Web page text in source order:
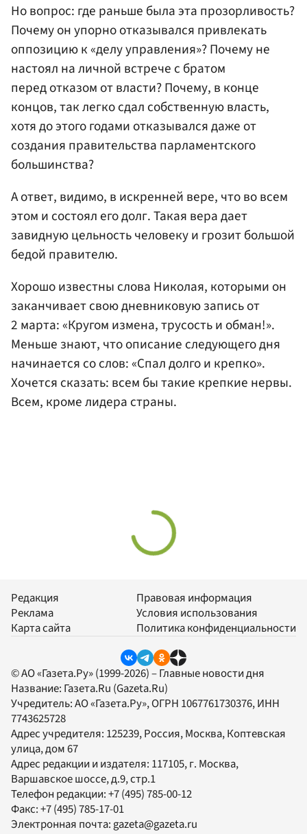
Но вопрос: где раньше была эта прозорливость?
Почему он упорно отказывался привлекать
оппозицию к «делу управления»? Почему не
настоял на личной встрече с братом
перед отказом от власти? Почему, в конце
концов, так легко сдал собственную власть,
хотя до этого годами отказывался даже от
создания правительства парламентского
большинства?
А ответ, видимо, в искренней вере, что во всем
этом и состоял его долг. Такая вера дает
завидную цельность человеку и грозит большой
бедой правителю.
Хорошо известны слова Николая, которыми он
заканчивает свою дневниковую запись от
2 марта: «Кругом измена, трусость и обман!».
Меньше знают, что описание следующего дня
начинается со слов: «Спал долго и крепко».
Хочется сказать: всем бы такие крепкие нервы.
Всем, кроме лидера страны.
Редакция
Реклама
Карта сайта
Правовая информация
Условия использования
Политика конфиденциальности
© АО «Газета.Ру» (1999-2026) – Главные новости дня
Название: Газета.Ru (Gazeta.Ru)
Учредитель:АО «Газета.Ру», ОГРН 1067761730376, ИНН
7743625728
Адрес учредителя: 125239, Россия, Москва, Коптевская
улица, дом 67
Адрес редакции и издателя: 117105, г. Москва,
Варшавское шоссе, д.9, стр.1
Телефон редакции:+7 (495) 785-00-12
Факс:+7 (495) 785-17-01
Электронная почта:gazeta@gazeta.ru